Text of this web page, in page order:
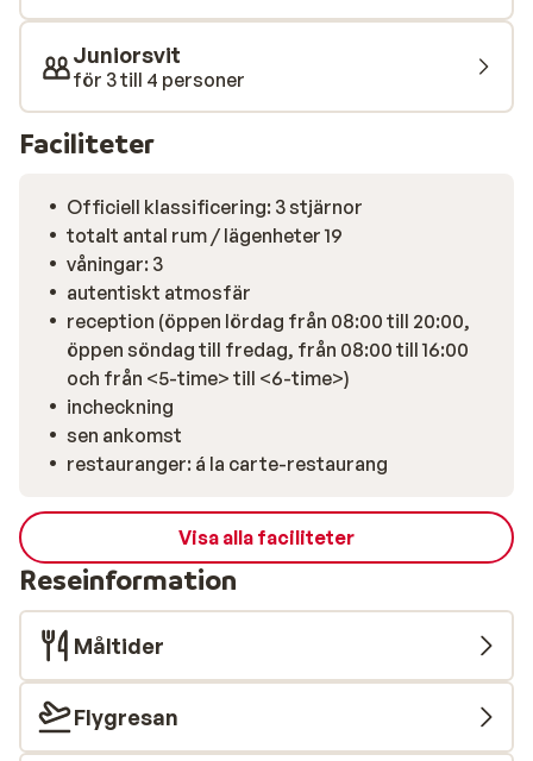
Juniorsvit
för 3 till 4 personer
Faciliteter
Officiell klassificering: 3 stjärnor
totalt antal rum / lägenheter 19
våningar: 3
autentiskt atmosfär
reception (öppen lördag från 08:00 till 20:00,
öppen söndag till fredag, från 08:00 till 16:00
och från <5-time> till <6-time>)
incheckning
sen ankomst
restauranger: á la carte-restaurang
Visa alla faciliteter
Reseinformation
Måltider
Flygresan